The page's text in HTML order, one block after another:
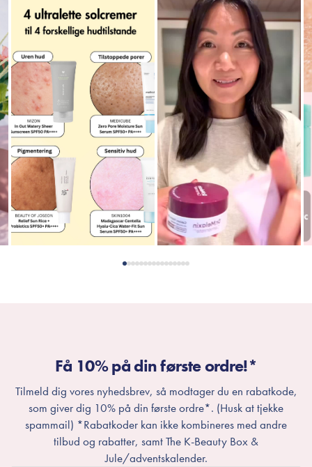
Få 10% på din første ordre!*
Tilmeld dig vores nyhedsbrev, så modtager du en rabatkode,
som giver dig 10% på din første ordre*. (Husk at tjekke
spammail) *Rabatkoder kan ikke kombineres med andre
tilbud og rabatter, samt The K-Beauty Box &
Jule/adventskalender.